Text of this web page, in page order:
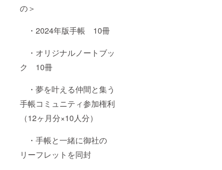
の＞
・2024年版手帳 10冊
・オリジナルノートブッ
ク 10冊
・夢を叶える仲間と集う
手帳コミュニティ参加権利
（12ヶ月分×10人分）
・手帳と一緒に御社の
リーフレットを同封